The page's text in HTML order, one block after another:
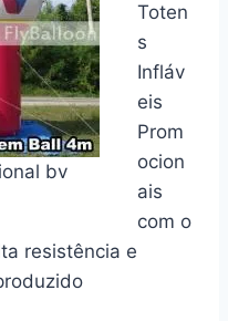
bv
Toten
s
Infláv
eis
Prom
ocion
ais
com o
resistência e